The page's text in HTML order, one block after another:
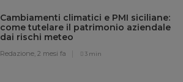
Cambiamenti climatici e PMI siciliane:
come tutelare il patrimonio aziendale
dai rischi meteo
Redazione,2 mesi fa 3 min